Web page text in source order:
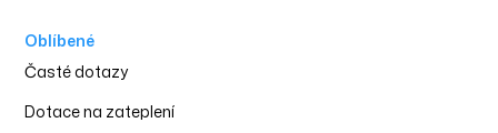
Oblíbené
‍Časté dotazy
Dotace na zateplení